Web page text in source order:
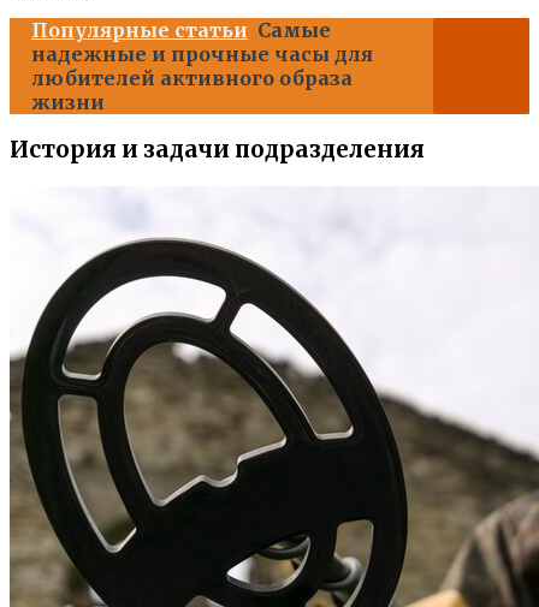
Популярные статьи Самые
надежные и прочные часы для
любителей активного образа
жизни
История и задачи подразделения